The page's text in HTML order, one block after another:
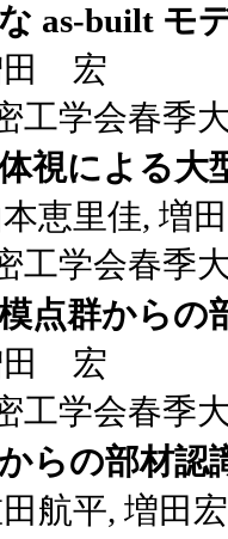
as-built モ
田 宏
工学会春季
視による
恵里佳, 増
工学会春季
点群から
田 宏
工学会春季
らの部材
航平, 増田宏